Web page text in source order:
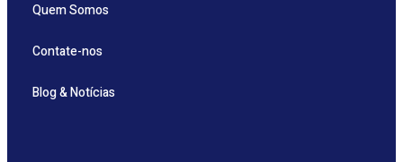
Quem Somos
Contate-nos
Blog & Notícias